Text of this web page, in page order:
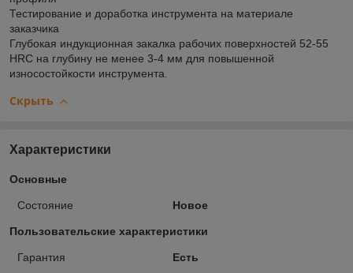
Тестирование и доработка инструмента на материале
заказчика
Глубокая индукционная закалка рабочих поверхностей 52-55
HRC на глубину не менее 3-4 мм для повышенной
износостойкости инструмента.
Скрыть
Характеристики
Основные
Состояние Новое
Пользовательские характеристики
Гарантия
Есть